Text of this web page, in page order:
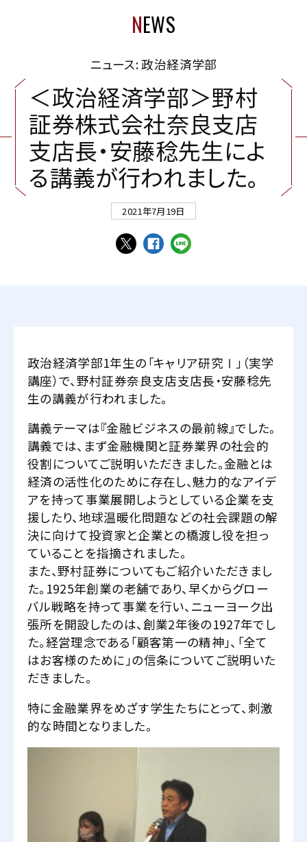
NEWS
ニュース: 政治経済学部
＜政治経済学部＞野村
証券株式会社奈良支店
支店長・安藤稔先生によ
る講義が行われました。
2021年7月19日
政治経済学部1年生の「キャリア研究Ⅰ」（実学
講座）で、野村証券奈良支店支店長・安藤稔先
生の講義が行われました。
講義テーマは『金融ビジネスの最前線』でした。
講義では、まず金融機関と証券業界の社会的
役割についてご説明いただきました。金融とは
経済の活性化のために存在し、魅力的なアイデ
アを持って事業展開しようとしている企業を支
援したり、地球温暖化問題などの社会課題の解
決に向けて投資家と企業との橋渡し役を担っ
ていることを指摘されました。
また、野村証券についてもご紹介いただきまし
た。1925年創業の老舗であり、早くからグロー
バル戦略を持って事業を行い、ニューヨーク出
張所を開設したのは、創業2年後の1927年でし
た。経営理念である「顧客第一の精神」、「全て
はお客様のために」の信条についてご説明いた
だきました。
特に金融業界をめざす学生たちにとって、刺激
的な時間となりました。